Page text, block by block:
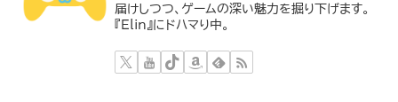
届けしつつ、ゲームの深い魅力を掘り下げます。
『Elin』にドハマり中。